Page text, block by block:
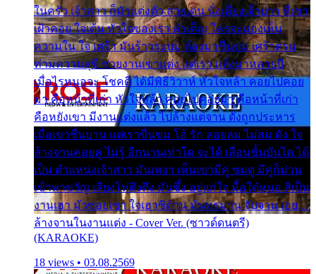
ในครัว เจ้าสาว ก็มัวแต่งตัว สวยเด่น นั่งเคียงเจ้าบ่าว ที่เขา
เฝ้าคอย ใจเต้น หัวใจของเรา ลำเค็ญ ใครจะมองเห็น
ความใน ใจ เศร้า มันร้าวระบม ต้องมาขื่นขม เศร้าตรม
ท่ามความสุขี ช่วยงานเขาแต่ง แต่เรา แล้งมาหลายปี
เมื่อไรหนอจะ โชคดี ได้มีพิธีวิวาห์ หัวใจหล้า คอยไปคอย
มา คือหน้าที่เก่า หัวใจหล้า คอยไปคอยมา คือหน้าที่เก่า
คือหยังเขา มีงานแต่งแล้ว ไปล้างแต่จาน ดั่งถูกประหาร
เมื่อเขาชื่นบาน แต่เราขื่นขม โอ้ รัก ลอยลม ไม่สม ดัง ใจ
ล้างจานคอยคู่ ไม่รู้ อีกนานเท่าใด จะได้ เลื่อนขั้นบันได ได้
เป็น ตำแหน่งเจ้าสาว มันเหงา เห็นเขามีคู่ ซมดู มีคู่ก็ม่วน
เข้าพาขวัญ เสียงโห่ตึงตึง มันซึ้ง อยู่แก่ใจ มื้อใด๋หนอ สิเป็น
งานเฮา มัวซอยเขา ใจเฮาซิด้าน มันทรมาน จับจาน เอย…
ล้างจานในงานแต่ง - Cover Ver. (ซาวด์ดนตรี)
(KARAOKE)
18 views • 03.08.2569